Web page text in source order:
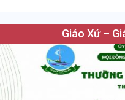
Giáo Xứ –